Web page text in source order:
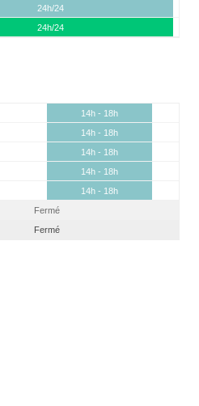
24h/24
24h/24
14h - 18h
14h - 18h
14h - 18h
14h - 18h
14h - 18h
Fermé
Fermé